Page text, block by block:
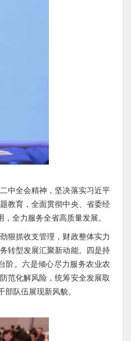
中全会精神，坚决落实习近平
教育，全面贯彻中央、省委经
全力服务全省高质量发展。
狠抓收支管理，财政整体实力
转型发展汇聚新动能。四是持
阶。六是倾心尽力服务农业农
范化解风险，统筹安全发展取
队伍展现新风貌。